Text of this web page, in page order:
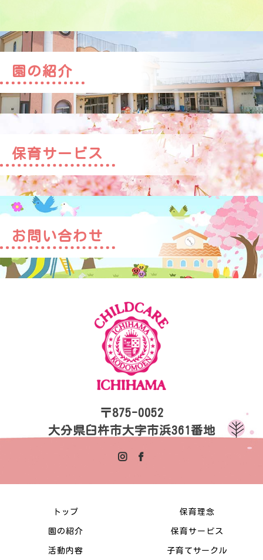
園の紹介
保育サービス
お問い合わせ
〒875-0052
大分県臼杵市大字市浜361番地
トップ 保育理念
園の紹介 保育サービス
活動内容 子育てサークル